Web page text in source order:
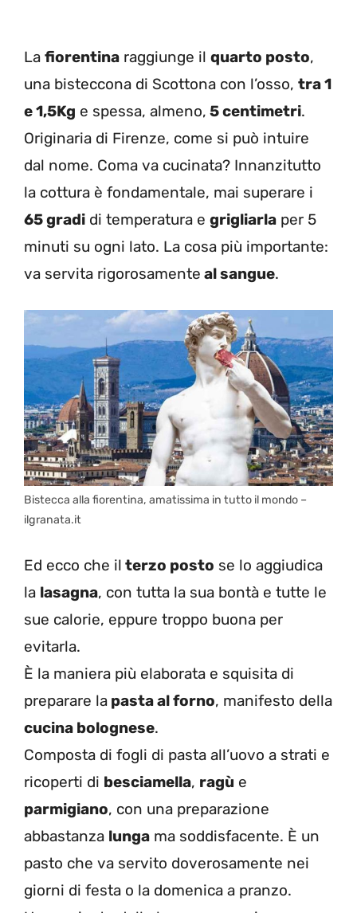
La fiorentina raggiunge il quarto posto,
una bisteccona di Scottona con l’osso, tra 1
e 1,5Kg e spessa, almeno, 5 centimetri.
Originaria di Firenze, come si può intuire
dal nome. Coma va cucinata? Innanzitutto
la cottura è fondamentale, mai superare i
65 gradi di temperatura e grigliarla per 5
minuti su ogni lato. La cosa più importante:
va servita rigorosamente al sangue.
Bistecca alla fiorentina, amatissima in tutto il mondo –
ilgranata.it
Ed ecco che il terzo posto se lo aggiudica
la lasagna, con tutta la sua bontà e tutte le
sue calorie, eppure troppo buona per
evitarla.
È la maniera più elaborata e squisita di
preparare la pasta al forno, manifesto della
cucina bolognese.
Composta di fogli di pasta all’uovo a strati e
ricoperti di besciamella, ragù e
parmigiano, con una preparazione
abbastanza lunga ma soddisfacente. È un
pasto che va servito doverosamente nei
giorni di festa o la domenica a pranzo.